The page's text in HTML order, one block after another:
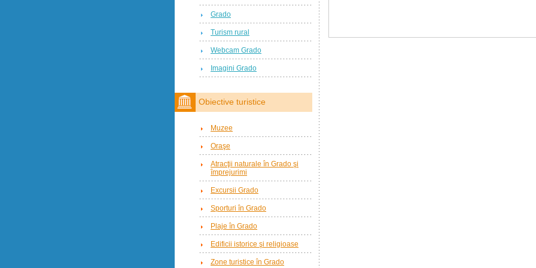
Grado
Turism rural
Webcam Grado
Imagini Grado
Obiective turistice
Muzee
Oraşe
Atracţii naturale în Grado şi
împrejurimi
Excursii Grado
Sporturi în Grado
Plaje în Grado
Edificii istorice şi religioase
Zone turistice în Grado